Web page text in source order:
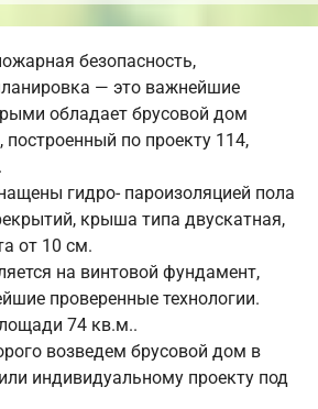
безопасность,
— это важнейшие
обладает брусовой дом
по проекту 114,
гидро- пароизоляцией пола
крыша типа двускатная,
от 10 см.
на винтовой фундамент,
проверенные технологии.
74 кв.м..
возведем брусовой дом в
индивидуальному проекту под